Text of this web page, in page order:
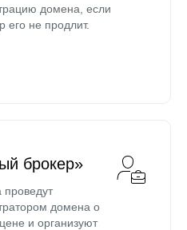
домена, если
его не продлит.
брокер»
домена о
и организуют